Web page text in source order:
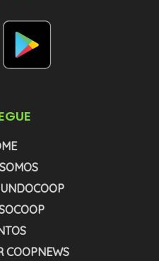
COOPNEWS